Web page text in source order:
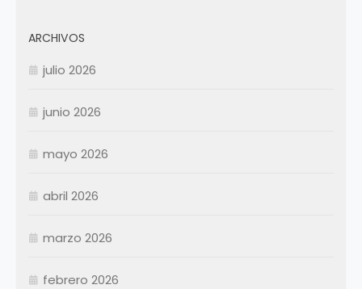
Enero
ARCHIVOS
julio 2026
junio 2026
mayo 2026
abril 2026
marzo 2026
febrero 2026